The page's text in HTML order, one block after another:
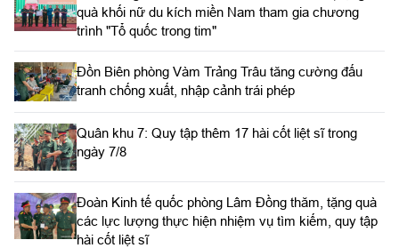
quà khối nữ du kích miền Nam tham gia chương
trình "Tổ quốc trong tim"
Đồn Biên phòng Vàm Trảng Trâu tăng cường đấu
tranh chống xuất, nhập cảnh trái phép
Quân khu 7: Quy tập thêm 17 hài cốt liệt sĩ trong
ngày 7/8
Đoàn Kinh tế quốc phòng Lâm Đồng thăm, tặng quà
các lực lượng thực hiện nhiệm vụ tìm kiếm, quy tập
hài cốt liệt sĩ